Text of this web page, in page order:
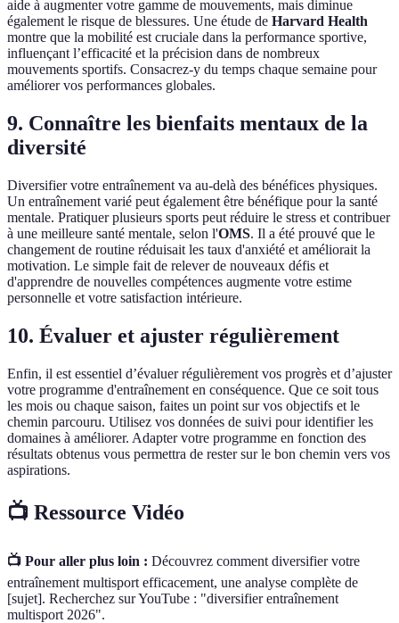
aide à augmenter votre gamme de mouvements, mais diminue
également le risque de blessures. Une étude de Harvard Health
montre que la mobilité est cruciale dans la performance sportive,
influençant l’efficacité et la précision dans de nombreux
mouvements sportifs. Consacrez-y du temps chaque semaine pour
améliorer vos performances globales.
9. Connaître les bienfaits mentaux de la
diversité
Diversifier votre entraînement va au-delà des bénéfices physiques.
Un entraînement varié peut également être bénéfique pour la santé
mentale. Pratiquer plusieurs sports peut réduire le stress et contribuer
à une meilleure santé mentale, selon l'OMS. Il a été prouvé que le
changement de routine réduisait les taux d'anxiété et améliorait la
motivation. Le simple fait de relever de nouveaux défis et
d'apprendre de nouvelles compétences augmente votre estime
personnelle et votre satisfaction intérieure.
10. Évaluer et ajuster régulièrement
Enfin, il est essentiel d’évaluer régulièrement vos progrès et d’ajuster
votre programme d'entraînement en conséquence. Que ce soit tous
les mois ou chaque saison, faites un point sur vos objectifs et le
chemin parcouru. Utilisez vos données de suivi pour identifier les
domaines à améliorer. Adapter votre programme en fonction des
résultats obtenus vous permettra de rester sur le bon chemin vers vos
aspirations.
📺 Ressource Vidéo
📺 Pour aller plus loin : Découvrez comment diversifier votre
entraînement multisport efficacement, une analyse complète de
[sujet]. Recherchez sur YouTube : "diversifier entraînement
multisport 2026".